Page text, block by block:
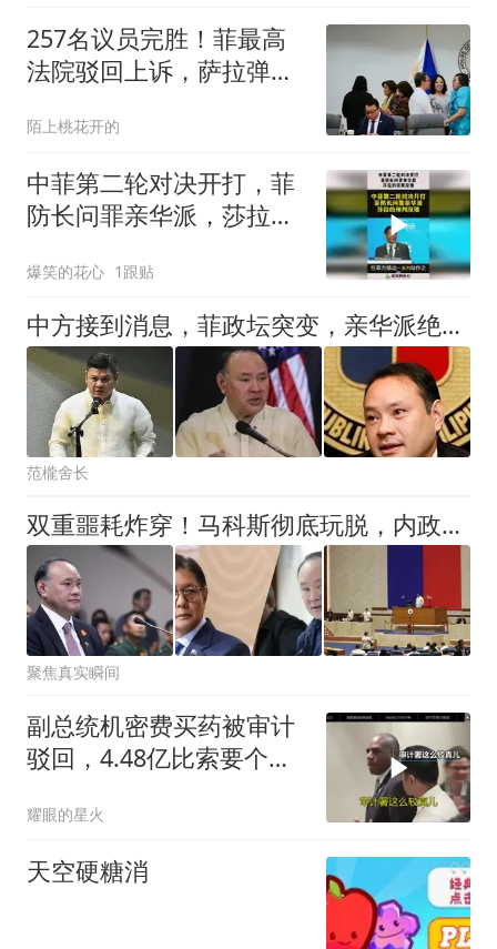
257名议员完胜！菲最高
法院驳回上诉，萨拉弹劾
陌上桃花开的
中菲第二轮对决开打，菲
防长问罪亲华派，莎拉的
爆笑的花心 1跟贴
中方接到消息，菲政坛突变，亲华派绝地反击，老杜长子已开第一枪
范櫳舍长
双重噩耗炸穿！马科斯彻底玩脱，内政外交全线崩盘
聚焦真实瞬间
副总统机密费买药被审计
驳回，4.48亿比索要个人
耀眼的星火
天空硬糖消